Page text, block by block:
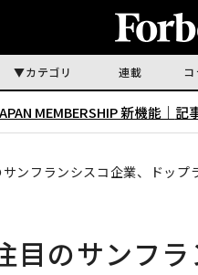
カテゴリ 連載 コ
MEMBERSHIP 新機能｜ 記
ンフランシスコ企業、ドップ
目のサンフ